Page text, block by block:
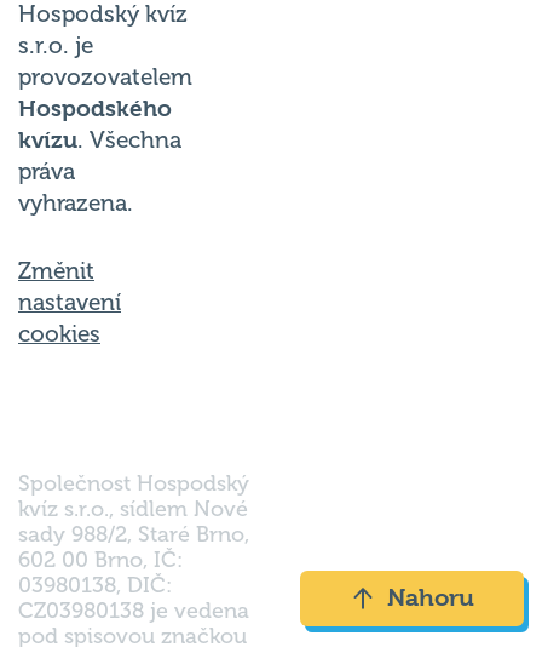
Hospodský kvíz
s.r.o. je
provozovatelem
Hospodského
kvízu. Všechna
práva
vyhrazena.
Změnit
nastavení
cookies
Společnost Hospodský
kvíz s.r.o., sídlem Nové
sady 988/2, Staré Brno,
602 00 Brno, IČ:
03980138, DIČ:
CZ03980138 je vedena
pod spisovou značkou
Nahoru